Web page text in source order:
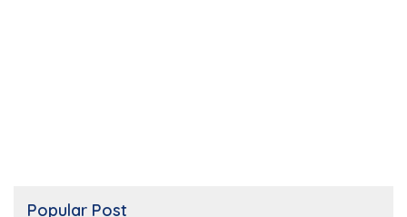
Popular Post